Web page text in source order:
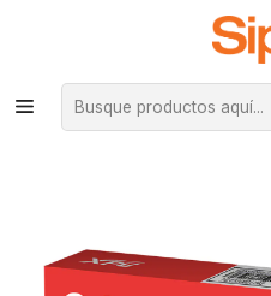
¡Compra hasta mediodía y recibe
Santiago. Envío gratis desde $29.990
Inicio Componentes PC
M.2
Unidad SSD XPG Gammix S70